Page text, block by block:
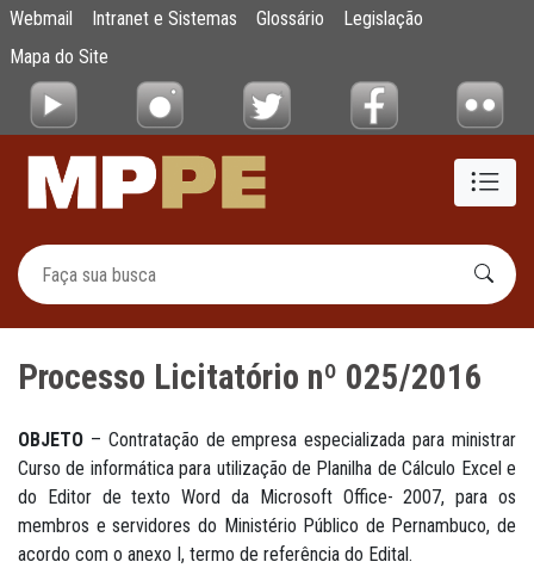
Pular para o Conteúdo principal
Processo Licitatório nº 025/2016
Webmail Intranet e Sistemas Glossário
Legislação
Mapa do Site
Processo Licitatório nº 025/2016
OBJETO – Contratação de empresa especializada para ministrar
Curso de informática para utilização de Planilha de Cálculo Excel e
do Editor de texto Word da Microsoft Office- 2007, para os
membros e servidores do Ministério Público de Pernambuco, de
acordo com o anexo I, termo de referência do Edital.